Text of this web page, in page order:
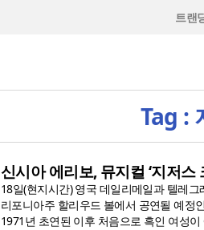
트랜
Tag :
신시아 에리보, 뮤지컬 ‘지저
18일(현지시간) 영국 데일리메일과 텔레
리포니아주 할리우드 볼에서 공연될 예정
1971년 초연된 이후 처음으로 흑인 여성